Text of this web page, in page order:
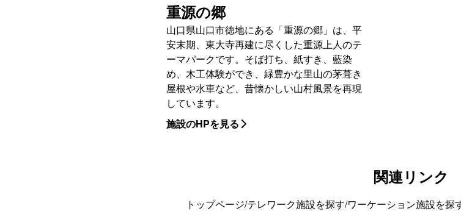
重源の郷
山口県山口市徳地にある「重源の郷」は、平
安末期、東大寺再建に尽くした重源上人のテ
ーマパークです。そば打ち、紙すき、藍染
め、木工体験ができ、緑豊かな里山の茅葺き
屋根や水車など、昔懐かしい山村風景を再現
しています。
施設のHPを見る
関連リンク
トップページ/テレワーク施設を探す/ワーケーション施設を探